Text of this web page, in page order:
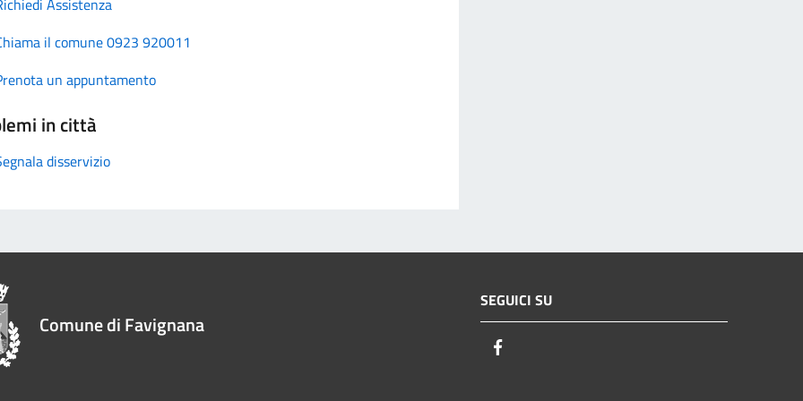
il comune 0923 920011
un appuntamento
in città
disservizio
Comune di Favignana
SEGUICI SU